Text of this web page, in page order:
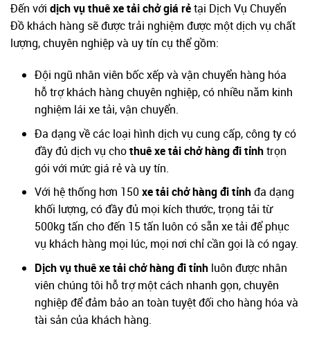
Đến với dịch vụ thuê xe tải chở giá rẻtại Dịch Vụ Chuyển
Đồ khách hàng sẽ được trải nghiệm được một dịch vụ chất
lượng, chuyên nghiệp và uy tín cụ thể gồm:
Đội ngũ nhân viên bốc xếp và vận chuyển hàng hóa
hỗ trợ khách hàng chuyên nghiệp, có nhiều năm kinh
nghiệm lái xe tải, vận chuyển.
Đa dạng về các loại hình dịch vụ cung cấp, công ty có
đầy đủ dịch vụ chothuê xe tải chở hàng đi tỉnhtrọn
gói với mức giá rẻ và uy tín.
Với hệ thống hơn 150xe tải chở hàng đi tỉnhđa dạng
khối lượng, có đầy đủ mọi kích thước, trọng tải từ
500kg tấn cho đến 15 tấn luôn có sẵn xe tải để phục
vụ khách hàng mọi lúc, mọi nơi chỉ cần gọi là có ngay.
Dịch vụ thuê xe tải chở hàng đi tỉnh luôn được nhân
viên chúng tôi hỗ trợ một cách nhanh gọn, chuyên
nghiệp để đảm bảo an toàn tuyệt đối cho hàng hóa và
tài sản của khách hàng.